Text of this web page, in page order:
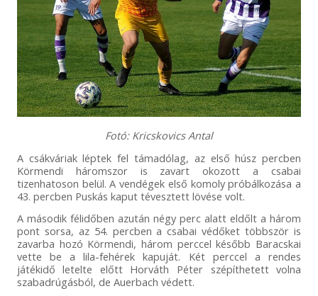
Fotó: Kricskovics Antal
A csákváriak léptek fel támadólag, az első húsz percben
Körmendi háromszor is zavart okozott a csabai
tizenhatoson belül. A vendégek első komoly próbálkozása a
43. percben Puskás kaput tévesztett lövése volt.
A második félidőben azután négy perc alatt eldőlt a három
pont sorsa, az 54. percben a csabai védőket többször is
zavarba hozó Körmendi, három perccel később Baracskai
vette be a lila-fehérek kapuját. Két perccel a rendes
játékidő letelte előtt Horváth Péter szépíthetett volna
szabadrúgásból, de Auerbach védett.